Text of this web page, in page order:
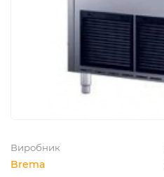
Виробник
Brema